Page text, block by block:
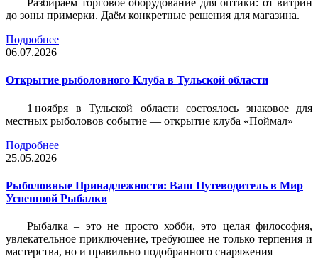
Разбираем торговое оборудование для оптики: от витрин
до зоны примерки. Даём конкретные решения для магазина.
Подробнее
06.07.2026
Открытие рыболовного Клуба в Тульской области
1 ноября в Тульской области состоялось знаковое для
местных рыболовов событие — открытие клуба «Поймал»
Подробнее
25.05.2026
Рыболовные Принадлежности: Ваш Путеводитель в Мир
Успешной Рыбалки
Рыбалка – это не просто хобби, это целая философия,
увлекательное приключение, требующее не только терпения и
мастерства, но и правильно подобранного снаряжения